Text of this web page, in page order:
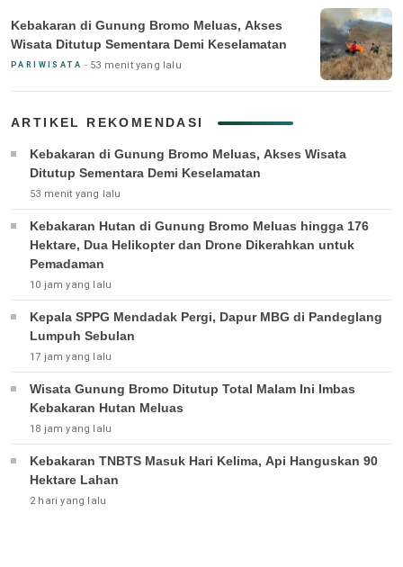
Kebakaran di Gunung Bromo Meluas, Akses
Wisata Ditutup Sementara Demi Keselamatan
PARIWISATA 53 menit yang lalu
ARTIKEL REKOMENDASI
Kebakaran di Gunung Bromo Meluas, Akses Wisata
Ditutup Sementara Demi Keselamatan
53 menit yang lalu
Kebakaran Hutan di Gunung Bromo Meluas hingga 176
Hektare, Dua Helikopter dan Drone Dikerahkan untuk
Pemadaman
10 jam yang lalu
Kepala SPPG Mendadak Pergi, Dapur MBG di Pandeglang
Lumpuh Sebulan
17 jam yang lalu
Wisata Gunung Bromo Ditutup Total Malam Ini Imbas
Kebakaran Hutan Meluas
18 jam yang lalu
Kebakaran TNBTS Masuk Hari Kelima, Api Hanguskan 90
Hektare Lahan
2 hari yang lalu